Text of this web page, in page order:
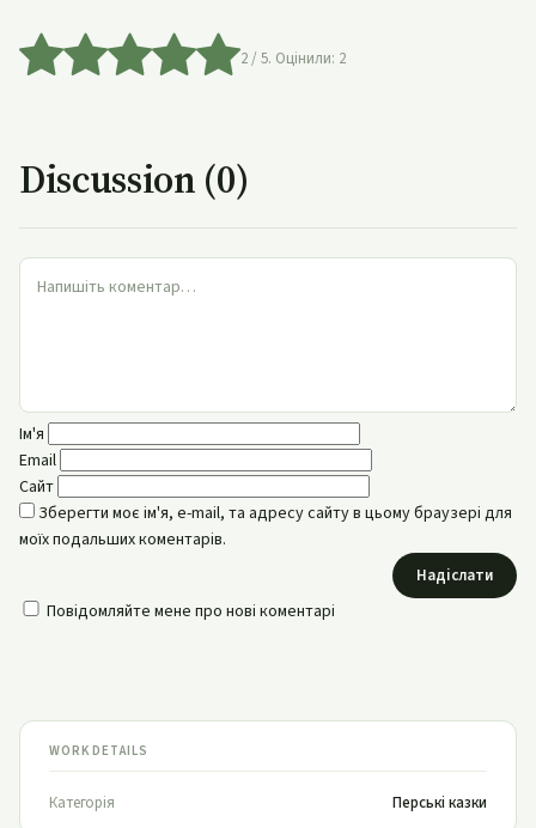
2/ 5. Оцінили: 2
Discussion (0)
Ім'я
Email
Сайт
Зберегти моє ім'я, e-mail, та адресу сайту в цьому браузері для
моїх подальших коментарів.
Надіслати
Повідомляйте мене про нові коментарі
WORK DETAILS
Категорія Перські казки